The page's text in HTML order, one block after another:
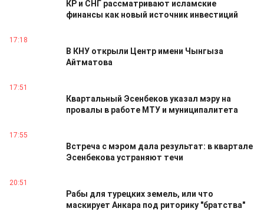
КР и СНГ рассматривают исламские
финансы как новый источник инвестиций
17:18
В КНУ открыли Центр имени Чынгыза
Айтматова
17:51
Квартальный Эсенбеков указал мэру на
провалы в работе МТУ и муниципалитета
17:55
Встреча с мэром дала результат: в квартале
Эсенбекова устраняют течи
20:51
Рабы для турецких земель, или что
маскирует Анкара под риторику "братства"